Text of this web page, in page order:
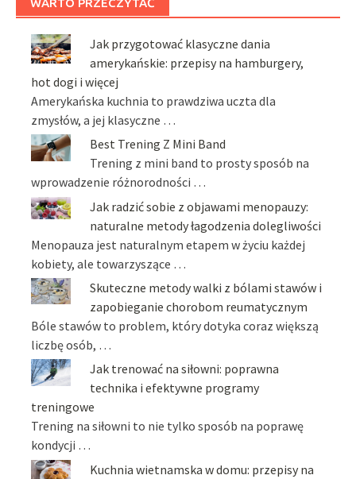
Jak przygotować klasyczne dania
amerykańskie: przepisy na hamburgery,
hot dogi i więcej
Amerykańska kuchnia to prawdziwa uczta dla
zmysłów, a jej klasyczne …
Best Trening Z Mini Band
Trening z mini band to prosty sposób na
wprowadzenie różnorodności …
Jak radzić sobie z objawami menopauzy:
naturalne metody łagodzenia dolegliwości
Menopauza jest naturalnym etapem w życiu każdej
kobiety, ale towarzyszące …
Skuteczne metody walki z bólami stawów i
zapobieganie chorobom reumatycznym
Bóle stawów to problem, który dotyka coraz większą
liczbę osób, …
Jak trenować na siłowni: poprawna
technika i efektywne programy
treningowe
Trening na siłowni to nie tylko sposób na poprawę
kondycji …
Kuchnia wietnamska w domu: przepisy na